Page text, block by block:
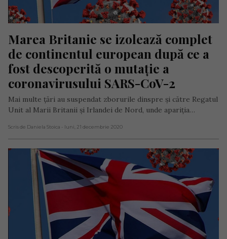
Marea Britanie se izolează complet
de continentul european după ce a
fost descoperită o mutație a
coronavirusului SARS-CoV-2
Mai multe țări au suspendat zborurile dinspre şi către Regatul
Unit al Marii Britanii şi Irlandei de Nord, unde apariţia…
Scris de Daniela Stoica - luni, 21 decembrie 2020